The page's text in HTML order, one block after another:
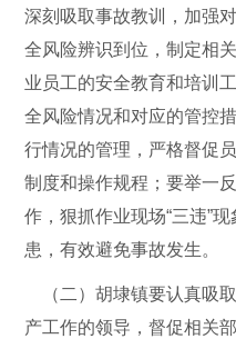
深刻吸取事故教训，加强
全风险辨识到位，制定相
业员工的安全教育和培训
全风险情况和对应的管控
行情况的管理，严格督促
制度和操作规程；要举一
作，狠抓作业现场“三违”
患，有效避免事故发生。
（二）胡埭镇要认真吸
产工作的领导，督促相关